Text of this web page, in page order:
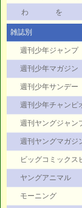
わ
を
雑誌別
週刊少年ジャンプ
週刊少年マガジン
週刊少年サンデー
週刊少年チャンピ
週刊ヤングジャン
週刊ヤングマガジ
ビッグコミックス
ヤングアニマル
モーニング